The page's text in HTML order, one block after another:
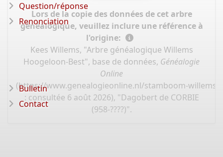
Lors de la copie des données de cet arbre
généalogique, veuillez inclure une référence à
l'origine:
Kees Willems, "Arbre généalogique Willems
Hoogeloon-Best", base de données, Généalogie
Online
(https://www.genealogieonline.nl/stamboom-willems-
: consultée 6 août 2026), "Dagobert de CORBIE
(958-????)".
Question/réponse
Renonciation
Bulletin
Contact